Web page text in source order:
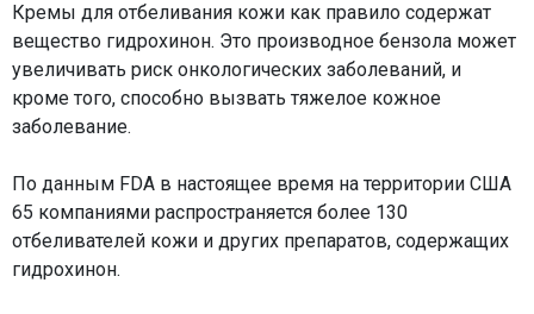
Кремы для отбеливания кожи как правило содержат
вещество гидрохинон. Это производное бензола может
увеличивать риск онкологических заболеваний, и
кроме того, способно вызвать тяжелое кожное
заболевание.
По данным FDA в настоящее время на территории США
65 компаниями распространяется более 130
отбеливателей кожи и других препаратов, содержащих
гидрохинон.